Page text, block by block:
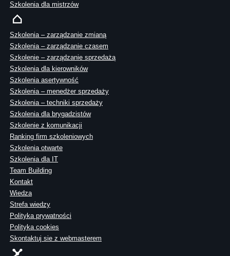
Szkolenia dla mistrzów
Szkolenia – zarządzanie zmianą
Szkolenia – zarządzanie czasem
Szkolenie – zarządzanie sprzedażą
Szkolenia dla kierowników
Szkolenia asertywność
Szkolenia – menedżer sprzedaży
Szkolenia – techniki sprzedaży
Szkolenia dla brygadzistów
Szkolenie z komunikacji
Ranking firm szkoleniowych
Szkolenia otwarte
Szkolenia dla IT
Team Building
Kontakt
Wiedza
Strefa wiedzy
Polityka prywatności
Polityka cookies
Skontaktuj sie z webmasterem